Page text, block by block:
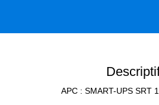
APC : SMART-UPS SRT